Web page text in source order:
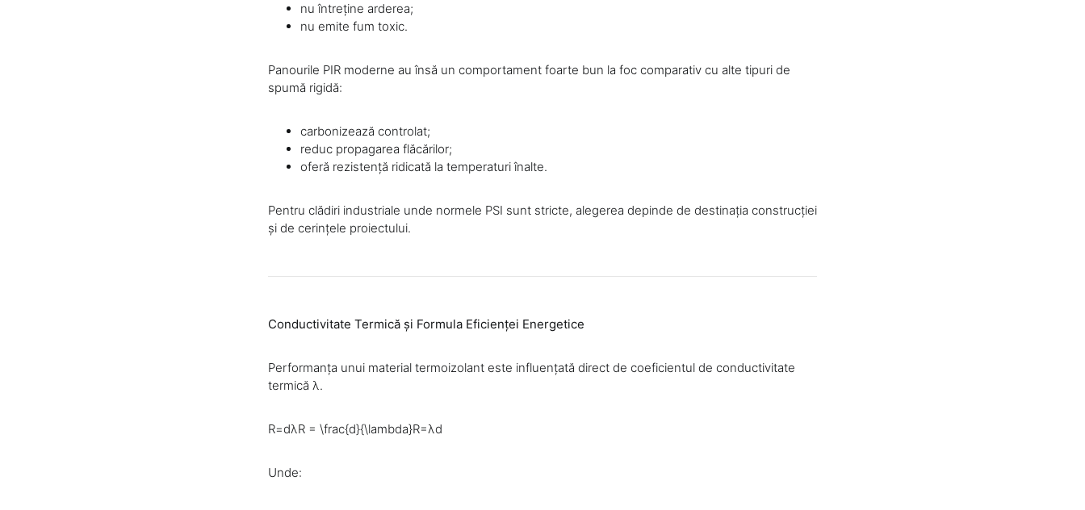
nu întreține arderea;
nu emite fum toxic.
Panourile PIR moderne au însă un comportament foarte bun la foc comparativ cu alte tipuri de
spumă rigidă:
carbonizează controlat;
reduc propagarea flăcărilor;
oferă rezistență ridicată la temperaturi înalte.
Pentru clădiri industriale unde normele PSI sunt stricte, alegerea depinde de destinația construcției
și de cerințele proiectului.
Conductivitate Termică și Formula Eficienței Energetice
Performanța unui material termoizolant este influențată direct de coeficientul de conductivitate
termică λ.
R=dλR = \frac{d}{\lambda}R=λd​
Unde: